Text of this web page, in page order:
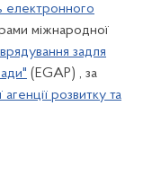
електронного
міжнародної
задля
(EGAP) , за
розвитку та